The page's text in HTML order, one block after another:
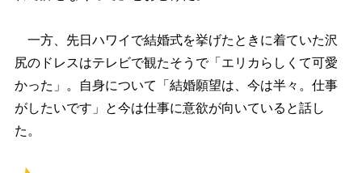
一方、先日ハワイで結婚式を挙げたときに着ていた沢
尻のドレスはテレビで観たそうで「エリカらしくて可愛
かった」。自身について「結婚願望は、今は半々。仕事
がしたいです」と今は仕事に意欲が向いていると話し
た。